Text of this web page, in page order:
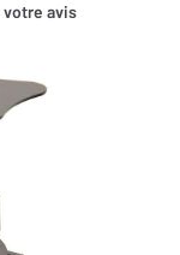
votre avis